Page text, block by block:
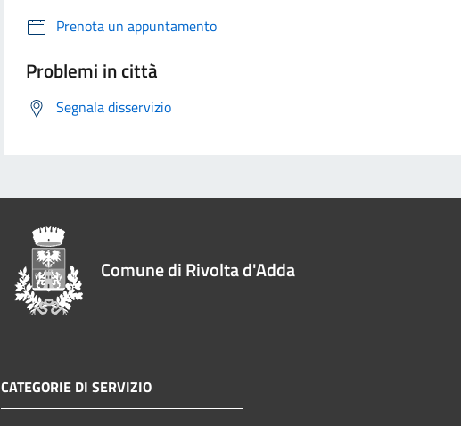
Prenota un appuntamento
Problemi in città
Segnala disservizio
Comune di Rivolta d'Adda
CATEGORIE DI SERVIZIO